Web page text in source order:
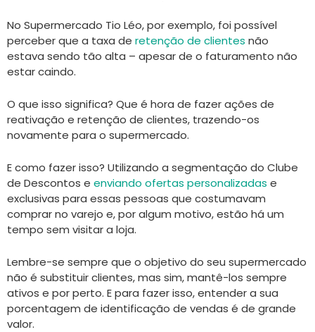
No Supermercado Tio Léo, por exemplo, foi possível
perceber que a taxa de retenção de clientes não
estava sendo tão alta – apesar de o faturamento não
estar caindo.
O que isso significa? Que é hora de fazer ações de
reativação e retenção de clientes, trazendo-os
novamente para o supermercado.
E como fazer isso? Utilizando a segmentação do Clube
de Descontos e enviando ofertas personalizadas e
exclusivas para essas pessoas que costumavam
comprar no varejo e, por algum motivo, estão há um
tempo sem visitar a loja.
Lembre-se sempre que o objetivo do seu supermercado
não é substituir clientes, mas sim, mantê-los sempre
ativos e por perto. E para fazer isso, entender a sua
porcentagem de identificação de vendas é de grande
valor.